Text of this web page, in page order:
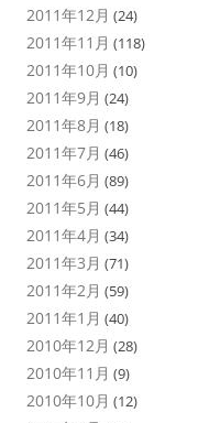
2011年12月 (24)
2011年11月 (118)
2011年10月 (10)
2011年9月 (24)
2011年8月 (18)
2011年7月 (46)
2011年6月 (89)
2011年5月 (44)
2011年4月 (34)
2011年3月 (71)
2011年2月 (59)
2011年1月 (40)
2010年12月 (28)
2010年11月 (9)
2010年10月 (12)